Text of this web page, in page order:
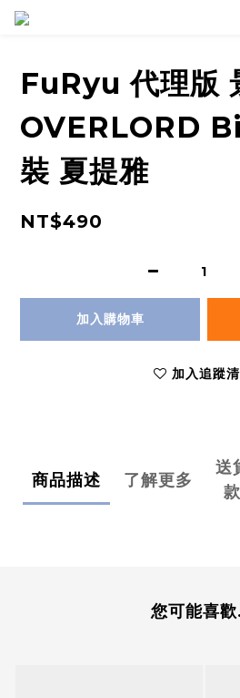
FuRyu 代理版
OVERLORD
裝 夏提雅
NT$490
加入購物車
加入追蹤
商品描述 了解更多
送
您可能喜